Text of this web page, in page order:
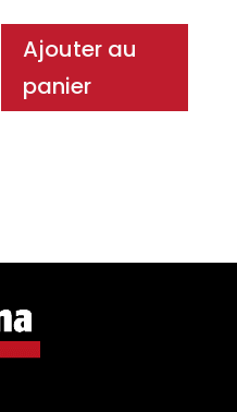
Ajouter au
panier